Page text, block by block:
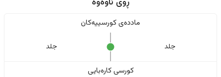
ماددەی کورسییەکان
جلد جلد
کورسی کارەبایی